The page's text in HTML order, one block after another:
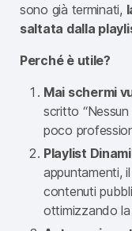
sono già terminati,
saltata dalla
Perché è utile?
Mai schermi
scritto
poco
Playlist
appuntamenti,
contenuti
ottimizzando